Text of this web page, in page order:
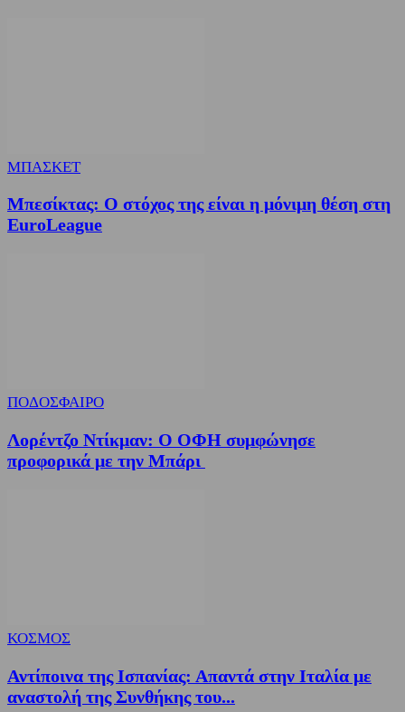
ΜΠΑΣΚΕΤ
Μπεσίκτας: Ο στόχος της είναι η μόνιμη θέση στη
EuroLeague
ΠΟΔΟΣΦΑΙΡΟ
Λορέντζο Ντίκμαν: Ο ΟΦΗ συμφώνησε
προφορικά με την Μπάρι
ΚΟΣΜΟΣ
Αντίποινα της Ισπανίας: Απαντά στην Ιταλία με
αναστολή της Συνθήκης του...